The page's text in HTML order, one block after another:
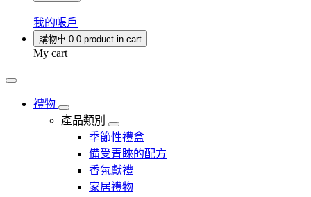
我的帳戶
購物車 0 0 product in cart
My cart
禮物
產品類別
季節性禮盒
備受青睞的配方
香氛獻禮
家居禮物